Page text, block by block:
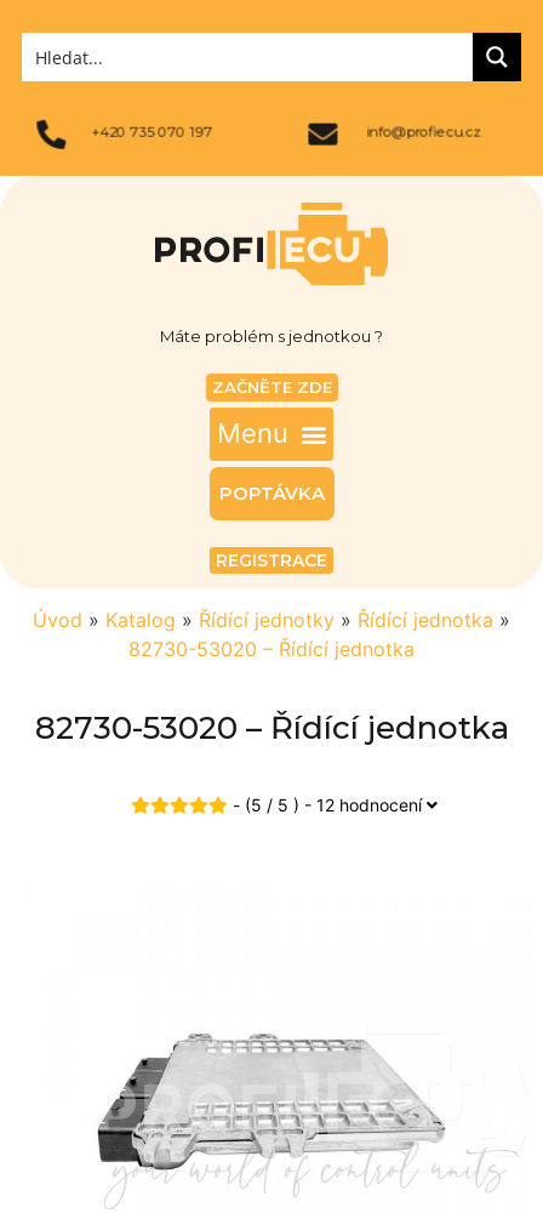
+420 735 070 197 info@profiecu.cz
Máte problém s jednotkou ?
ZAČNĚTE ZDE
POPTÁVKA
REGISTRACE
Úvod » Katalog » Řídící jednotky » Řídící jednotka »
82730-53020 – Řídící jednotka
82730-53020 – Řídící jednotka
- (5 / 5 ) - 12 hodnocení